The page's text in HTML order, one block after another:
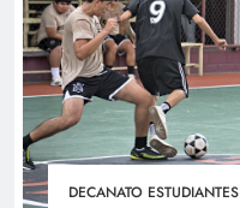
DECANATO ESTUDIANTES